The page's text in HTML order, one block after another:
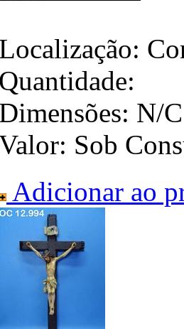
N/C
Sob
Adicionar ao